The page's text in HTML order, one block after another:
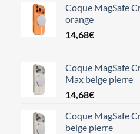
Coque MagSafe
orange
14,68€
Coque MagSafe
Max beige pierre
14,68€
Coque MagSafe
beige pierre